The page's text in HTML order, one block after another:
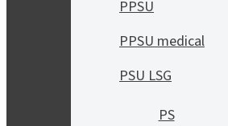
PPSU
PPSU medical
PSU LSG
PS